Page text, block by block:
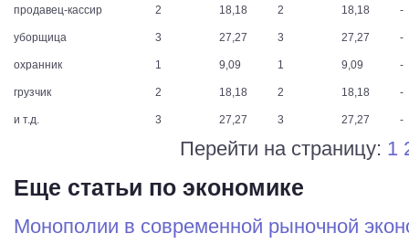
продавец-кассир 2 18,18 2 18,18 -
уборщица 3 27,27 3 27,27 -
охранник 1 9,09 1 9,09 -
грузчик 2 18,18 2 18,18 -
и т.д. 3 27,27 3 27,27 -
Перейти на страницу: 1
Еще статьи по экономике
Монополии в современной рыночной